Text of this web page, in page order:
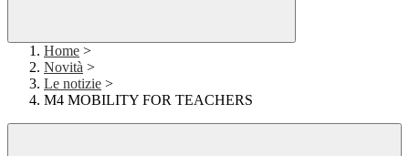
Home >
Novità >
Le notizie >
M4 MOBILITY FOR TEACHERS